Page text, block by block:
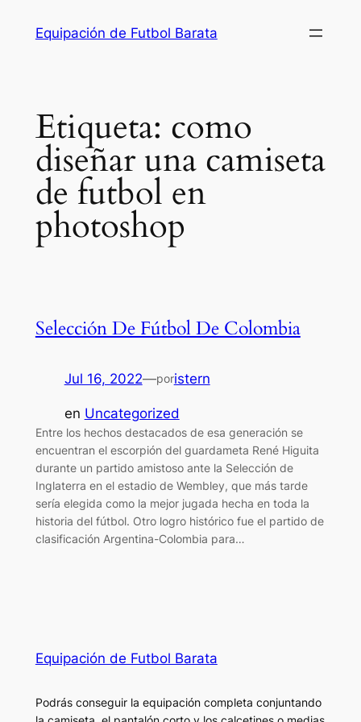
Equipación de Futbol Barata
Etiqueta: como
diseñar una camiseta
de futbol en
photoshop
Selección De Fútbol De Colombia
Jul 16, 2022—poristern
en Uncategorized
Entre los hechos destacados de esa generación se
encuentran el escorpión del guardameta René Higuita
durante un partido amistoso ante la Selección de
Inglaterra en el estadio de Wembley, que más tarde
sería elegida como la mejor jugada hecha en toda la
historia del fútbol. Otro logro histórico fue el partido de
clasificación Argentina-Colombia para…
Equipación de Futbol Barata
Podrás conseguir la equipación completa conjuntando